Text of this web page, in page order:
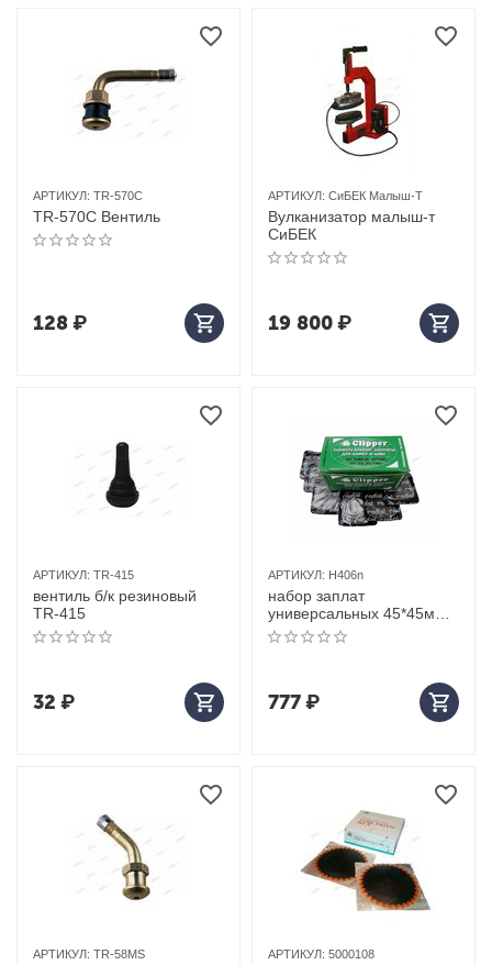
АРТИКУЛ: TR-570C
TR-570C Вентиль
128₽
АРТИКУЛ: СиБЕК Малыш-Т
Вулканизатор малыш-т
СиБЕК
19 800₽
АРТИКУЛ: TR-415
вентиль б/к резиновый
TR-415
32 ₽
АРТИКУЛ: H406n
набор заплат
универсальных 45*45мм
(45шт)
777₽
АРТИКУЛ: TR-58MS АРТИКУЛ: 5000108